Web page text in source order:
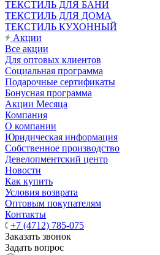
ТЕКСТИЛЬ ДЛЯ БАНИ
ТЕКСТИЛЬ ДЛЯ ДОМА
ТЕКСТИЛЬ КУХОННЫЙ
Акции
Все акции
Для оптовых клиентов
Социальная программа
Подарочные сертификаты
Бонусная программа
Акции Месяца
Компания
О компании
Юридическая информация
Собственное производство
Девелопментский центр
Новости
Как купить
Условия возврата
Оптовым покупателям
Контакты
+7 (4712) 785-075
Заказать звонок
Задать вопрос